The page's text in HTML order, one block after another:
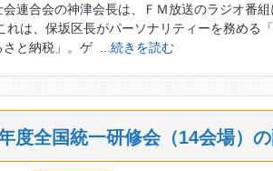
会連合会の神津会長は、ＦＭ放送のラジオ番
れは、保坂区長がパーソナリティーを務める
さと納税」。ゲ
...続きを読む
度全国統一研修会（14会場）